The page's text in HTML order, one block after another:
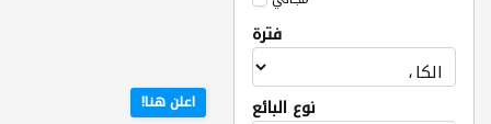
فترة
نوع البائع اعلن هنا!